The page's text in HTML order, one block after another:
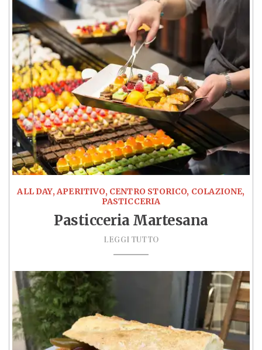
ALL DAY, APERITIVO, CENTRO STORICO, COLAZIONE,
PASTICCERIA
Pasticceria Martesana
LEGGI TUTTO